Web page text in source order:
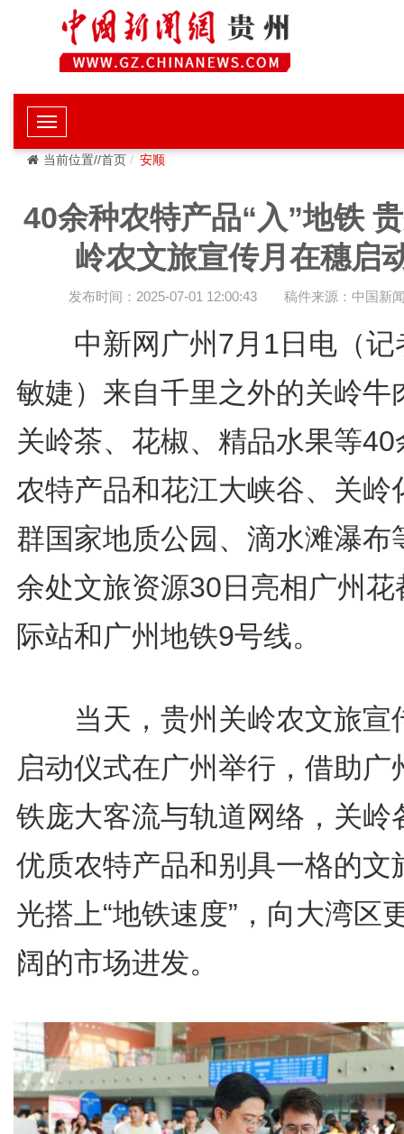
当前位置//首页 安顺
40余种农特产品“入”地铁
岭农文旅宣传月在穗启
发布时间：2025-07-01 12:00:43 稿件来源：中国新
中新网广州7月1日电（记
敏婕）来自千里之外的关岭牛
关岭茶、花椒、精品水果等40
农特产品和花江大峡谷、关岭
群国家地质公园、滴水滩瀑布
余处文旅资源30日亮相广州花
际站和广州地铁9号线。
当天，贵州关岭农文旅宣
启动仪式在广州举行，借助广
铁庞大客流与轨道网络，关岭
优质农特产品和别具一格的文
光搭上“地铁速度”，向大湾区
阔的市场进发。